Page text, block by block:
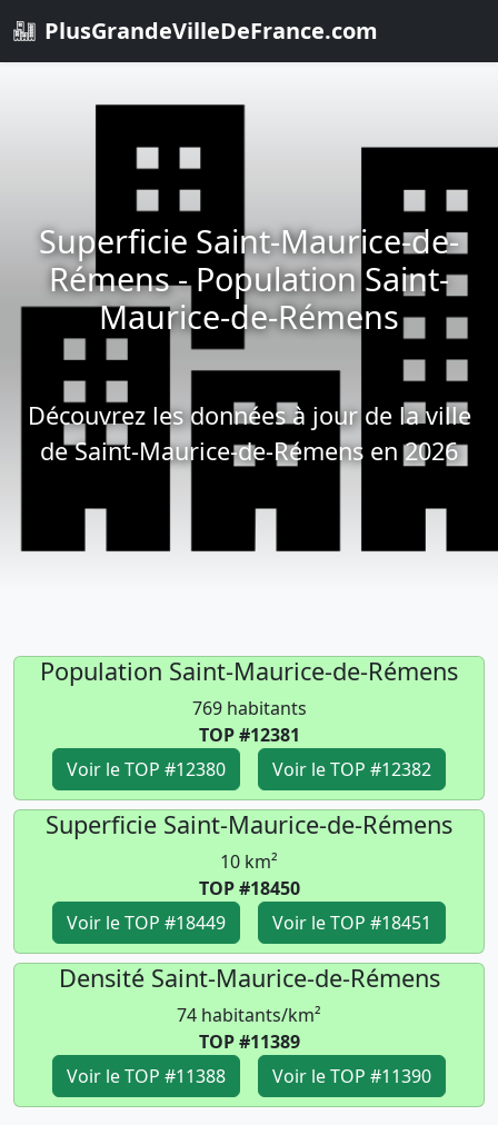
PlusGrandeVilleDeFrance.com
Superficie Saint-Maurice-de-
Rémens - Population Saint-
Maurice-de-Rémens
Découvrez les données à jour de la ville
de Saint-Maurice-de-Rémens en 2026
Population Saint-Maurice-de-Rémens
769 habitants
TOP #12381
Voir le TOP #12380
Voir le TOP #12382
Superficie Saint-Maurice-de-Rémens
10 km²
TOP #18450
Voir le TOP #18449
Voir le TOP #18451
Densité Saint-Maurice-de-Rémens
74 habitants/km²
TOP #11389
Voir le TOP #11388
Voir le TOP #11390